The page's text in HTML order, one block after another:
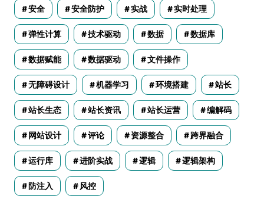
安全 安全防护 实战 实时处理
弹性计算 技术驱动 数据 数据库
数据赋能 数据驱动 文件操作
无障碍设计 机器学习 环境搭建 站长
站长生态 站长资讯 站长运营 编解码
网站设计 评论 资源整合 跨界融合
运行库 进阶实战 逻辑 逻辑架构
防注入 风控